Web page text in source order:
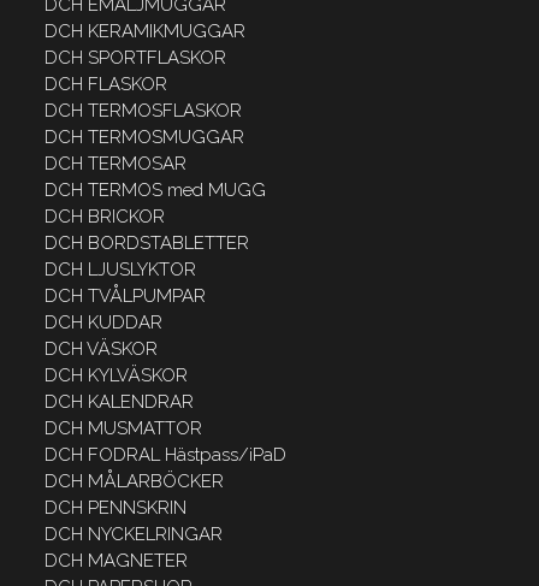
DCH KERAMIKMUGGAR
DCH SPORTFLASKOR
DCH FLASKOR
DCH TERMOSFLASKOR
DCH TERMOSMUGGAR
DCH TERMOSAR
DCH TERMOS med MUGG
DCH BRICKOR
DCH BORDSTABLETTER
DCH LJUSLYKTOR
DCH TVÅLPUMPAR
DCH KUDDAR
DCH VÄSKOR
DCH KYLVÄSKOR
DCH KALENDRAR
DCH MUSMATTOR
DCH FODRAL Hästpass/iPaD
DCH MÅLARBÖCKER
DCH PENNSKRIN
DCH NYCKELRINGAR
DCH MAGNETER